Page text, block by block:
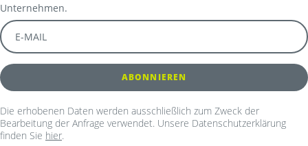
Unternehmen.
Die erhobenen Daten werden ausschließlich zum Zweck der
Bearbeitung der Anfrage verwendet. Unsere Datenschutzerklärung
finden Sie hier.